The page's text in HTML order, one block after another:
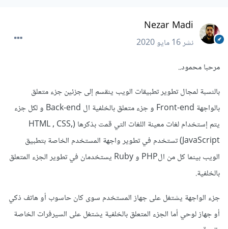
Nezar Madi
نشر16 مايو 2020
مرحبا محمود..
بالنسبة لمجال تطوير تطبيقات الويب ينقسم إلى جزئين جزء متعلق
بالواجهة Front-end و جزء متعلق بالخلفية ال Back-end و لكل جزء
يتم إستخدام لغات معينة اللغات التي قمت بذكرها (HTML , CSS,
JavaScript) تستخدم في تطوير واجهة المستخدم الخاصة بتطبيق
الويب بينما كل من الPHP و Ruby يستخدمان في تطوير الجزء المتعلق
بالخلفية.
جزء الواجهة يشتغل على جهاز المستخدم سوى كان حاسوب أو هاتف ذكي
أو جهاز لوحي أما الجزء المتعلق بالخلفية يشتغل على السيرفرات الخاصة